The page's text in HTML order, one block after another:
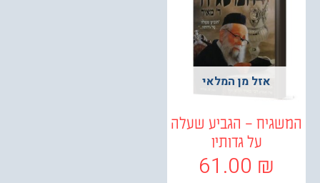
אזל מן המלאי
– הגביע שעלה
על גדותיו
61.00